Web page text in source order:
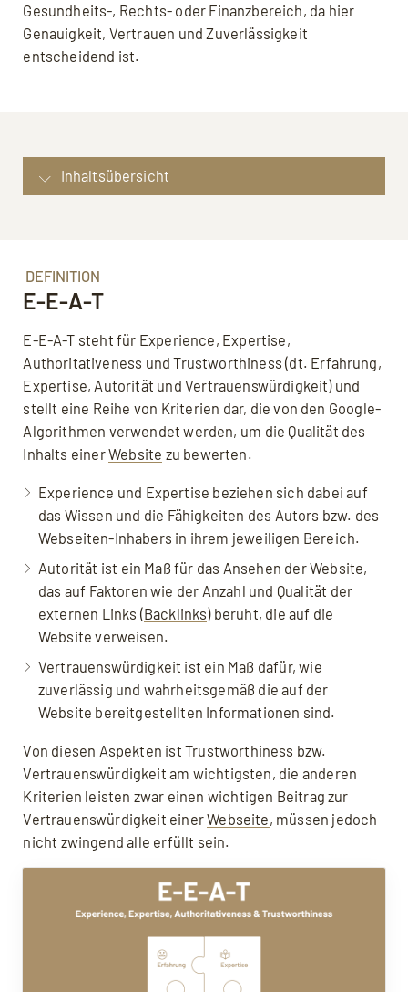
Gesundheits-, Rechts- oder Finanzbereich, da hier
Genauigkeit, Vertrauen und Zuverlässigkeit
entscheidend ist.
Inhaltsübersicht
Definition: E-E-A-T
Beispiele: E-E-A-T
E-A-T-Formel
Vorteile der Anwendung von E-E-A-T: E-E-A-T
Nachteile: E-E-A-T
Fazit: E-E-A-T
FAQ: Häufige Fragen zu E-E-A-T
DEFINITION
E-E-A-T
E-E-A-T steht für Experience, Expertise,
Authoritativeness und Trustworthiness (dt. Erfahrung,
Expertise, Autorität und Vertrauenswürdigkeit) und
stellt eine Reihe von Kriterien dar, die von den Google-
Algorithmen verwendet werden, um die Qualität des
Inhalts einerWebsite zu bewerten.
Experience und Expertise beziehen sich dabei auf
das Wissen und die Fähigkeiten des Autors bzw. des
Webseiten-Inhabers in ihrem jeweiligen Bereich.
Autorität ist ein Maß für das Ansehen der Website,
das auf Faktoren wie der Anzahl und Qualität der
externen Links (Backlinks) beruht, die auf die
Website verweisen.
Vertrauenswürdigkeit ist ein Maß dafür, wie
zuverlässig und wahrheitsgemäß die auf der
Website bereitgestellten Informationen sind.
Von diesen Aspekten ist Trustworthiness bzw.
Vertrauenswürdigkeit am wichtigsten, die anderen
Kriterien leisten zwar einen wichtigen Beitrag zur
Vertrauenswürdigkeit einerWebseite, müssen jedoch
nicht zwingend alle erfüllt sein.
Mit dem Aufruf des Videos erklären Sie sich
einverstanden, dass Ihre Daten an YouTube
übermittelt werden und Sie die
Datenschutzerklärungakzeptieren.